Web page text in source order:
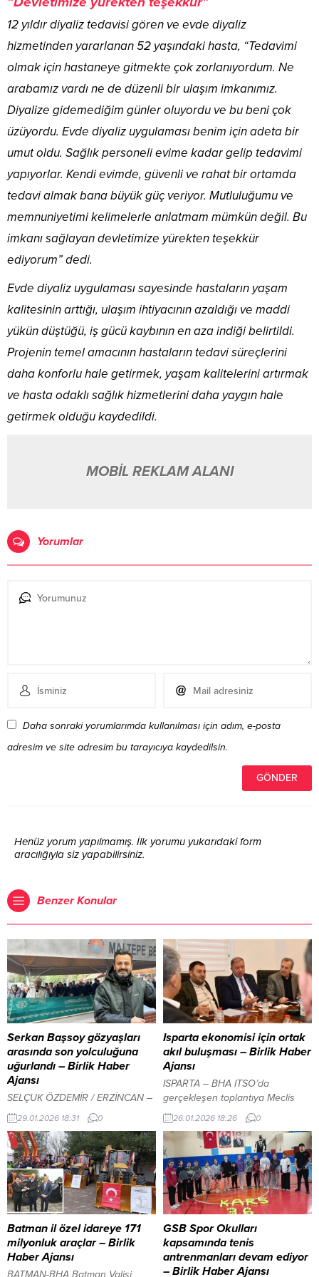
12 yıldır diyaliz tedavisi gören ve evde diyaliz
hizmetinden yararlanan 52 yaşındaki hasta, “Tedavimi
olmak için hastaneye gitmekte çok zorlanıyordum. Ne
arabamız vardı ne de düzenli bir ulaşım imkanımız.
Diyalize gidemediğim günler oluyordu ve bu beni çok
üzüyordu. Evde diyaliz uygulaması benim için adeta bir
umut oldu. Sağlık personeli evime kadar gelip tedavimi
yapıyorlar. Kendi evimde, güvenli ve rahat bir ortamda
tedavi almak bana büyük güç veriyor. Mutluluğumu ve
memnuniyetimi kelimelerle anlatmam mümkün değil. Bu
imkanı sağlayan devletimize yürekten teşekkür
ediyorum” dedi.
Evde diyaliz uygulaması sayesinde hastaların yaşam
kalitesinin arttığı, ulaşım ihtiyacının azaldığı ve maddi
yükün düştüğü, iş gücü kaybının en aza indiği belirtildi.
Projenin temel amacının hastaların tedavi süreçlerini
daha konforlu hale getirmek, yaşam kalitelerini artırmak
ve hasta odaklı sağlık hizmetlerini daha yaygın hale
getirmek olduğu kaydedildi.
MOBİL REKLAM ALANI
Yorumlar
Daha sonraki yorumlarımda kullanılması için adım, e-posta
adresim ve site adresim bu tarayıcıya kaydedilsin.
Henüz yorum yapılmamış. İlk yorumu yukarıdaki form
aracılığıyla siz yapabilirsiniz.
Benzer Konular
Serkan Başsoy gözyaşları
arasında son yolculuğuna
uğurlandı – Birlik Haber
Ajansı
SELÇUK ÖZDEMİR / ERZİNCAN –
BHA Erzincan’ın tanınan
ailelerinden Başsoy ailesinin
evladı Serkan Başsoy, İstanbul’da
düzenlenen cenaze töreniyle
dualar eşliğinde son yolculuğuna
uğurlandı. Yusuf Ziya Üçüncü
Camii’nde kılınan cenaze
namazında duygu dolu anlar
yaşanırken, Başsoy ailesi
taziyeleri kabul etti. Cenaze
Namazı Yusuf Ziya üçüncü
camii’nde kılındı Adem Başsoy’un
29.01.2026 18:31 0
Isparta ekonomisi için ortak
akıl buluşması – Birlik Haber
Ajansı
ISPARTA – BHA ITSO’da
gerçekleşen toplantıya Meclis
Başkanı Akif Aslan, Yönetim
Kurulu Başkan Yardımcıları
Hüseyin Dede ve Şakir Uygun,
Yönetim Kurulu Üyeleri ile TOBB
Isparta Kadın Girişimciler Kurulu
Başkanı Dilek Özdemir de katıldı.
“Bu Dereboğazı’nda daha ne
kadar can vereceğiz?”YAZI ARASI
REKLAM ALANI İçeriği Görüntüle
Ziyarette konuşan ITSO Başkanı
Metin...
26.01.2026 18:26 0
Batman il özel idareye 171
milyonluk araçlar – Birlik
Haber Ajansı
GSB Spor Okulları
kapsamında tenis
antrenmanları devam ediyor
– Birlik Haber Ajansı